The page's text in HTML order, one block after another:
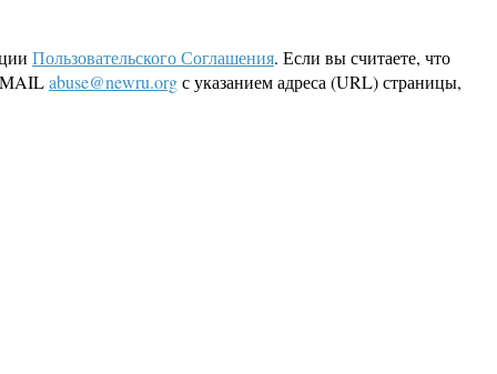
Пользовательского Соглашения. Если вы считаете, что
abuse@newru.orgс указанием адреса (URL) страницы,